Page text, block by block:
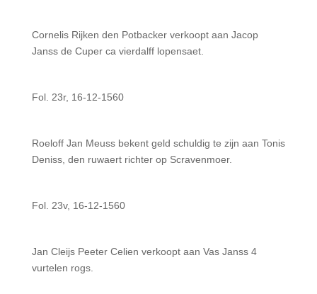
Cornelis Rijken den Potbacker verkoopt aan Jacop
Janss de Cuper ca vierdalff lopensaet.
Fol. 23r, 16-12-1560
Roeloff Jan Meuss bekent geld schuldig te zijn aan Tonis
Deniss, den ruwaert richter op Scravenmoer.
Fol. 23v, 16-12-1560
Jan Cleijs Peeter Celien verkoopt aan Vas Janss 4
vurtelen rogs.